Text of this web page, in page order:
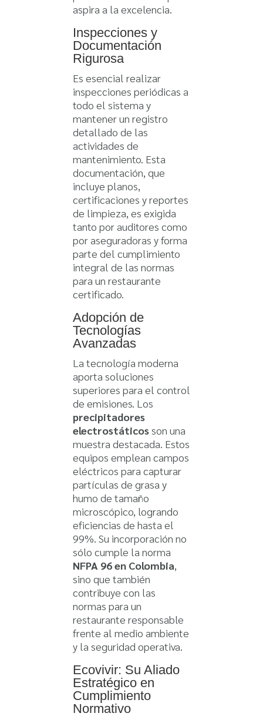
aspira a la excelencia.
Inspecciones y
Documentación
Rigurosa
Es esencial realizar
inspecciones periódicas a
todo el sistema y
mantener un registro
detallado de las
actividades de
mantenimiento. Esta
documentación, que
incluye planos,
certificaciones y reportes
de limpieza, es exigida
tanto por auditores como
por aseguradoras y forma
parte del cumplimiento
integral de las normas
para un restaurante
certificado.
Adopción de
Tecnologías
Avanzadas
La tecnología moderna
aporta soluciones
superiores para el control
de emisiones. Los
precipitadores
electrostáticosson una
muestra destacada. Estos
equipos emplean campos
eléctricos para capturar
partículas de grasa y
humo de tamaño
microscópico, logrando
eficiencias de hasta el
99%. Su incorporación no
sólo cumple la norma
NFPA 96 en Colombia,
sino que también
contribuye con las
normas para un
restaurante responsable
frente al medio ambiente
y la seguridad operativa.
Ecovivir: Su Aliado
Estratégico en
Cumplimiento
Normativo